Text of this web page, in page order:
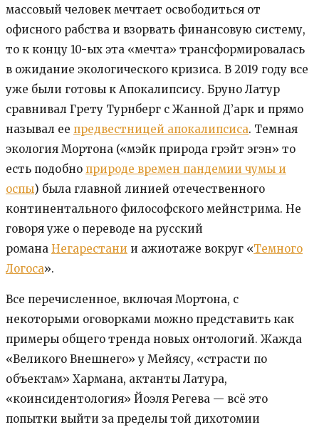
массовый человек мечтает освободиться от
офисного рабства и взорвать финансовую систему,
то к концу 10-ых эта «мечта» трансформировалась
в ожидание экологического кризиса. В 2019 году все
уже были готовы к Апокалипсису. Бруно Латур
сравнивал Грету Турнберг с Жанной Д’арк и прямо
называл ее предвестницей апокалипсиса. Темная
экология Мортона («мэйк природа грэйт эгэн» то
есть подобно природе времен пандемии чумы и
оспы) была главной линией отечественного
континентального философского мейнстрима. Не
говоря уже о переводе на русский
романа Негарестани и ажиотаже вокруг «Темного
Логоса».
Все перечисленное, включая Мортона, с
некоторыми оговорками можно представить как
примеры общего тренда новых онтологий. Жажда
«Великого Внешнего» у Мейясу, «страсти по
объектам» Хармана, актанты Латура,
«коинсидентология» Йоэля Регева — всё это
попытки выйти за пределы той дихотомии